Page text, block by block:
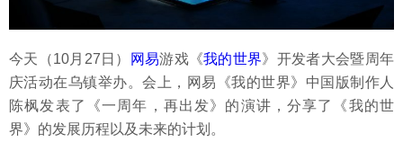
今天（10月27日） 网易游戏《我的世界》开发者大会暨周年
庆活动在乌镇举办。会上，网易《我的世界》中国版制作人
陈枫发表了《一周年，再出发》的演讲，分享了《我的世
界》的发展历程以及未来的计划。